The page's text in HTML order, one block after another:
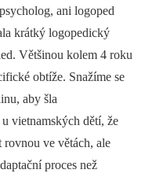
ani logoped
krátký logopedický
Většinou kolem 4 roku
obtíže. Snažíme se
aby šla
vietnamských dětí, že
ve větách, ale
proces než